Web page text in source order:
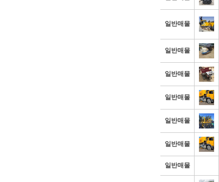
일반매물
일반매물
일반매물
일반매물
일반매물
일반매물
일반매물